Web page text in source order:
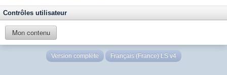
Contrôles utilisateur
Mon contenu
Version complète Français (France) LS v4